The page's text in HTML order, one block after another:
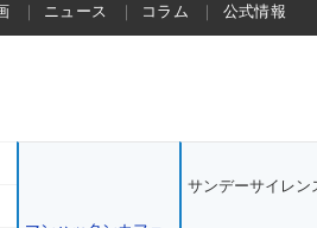
ニュース コラム 公式情報
サンデーサイレン